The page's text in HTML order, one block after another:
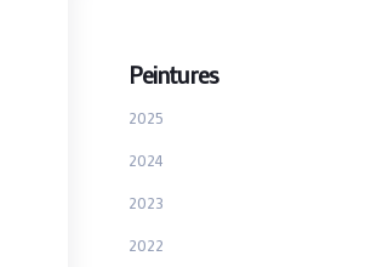
Peintures
2025
2024
2023
2022